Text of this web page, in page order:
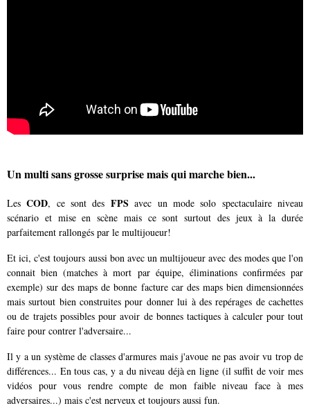
Un multi sans grosse surprise mais qui marche bien...
LesCOD, ce sont des FPS avec un mode solo spectaculaire niveau
scénario et mise en scène mais ce sont surtout des jeux à la durée
parfaitement rallongés par le multijoueur!
Et ici, c'est toujours aussi bon avec un multijoueur avec des modes que l'on
connait bien (matches à mort par équipe, éliminations confirmées par
exemple) sur des maps de bonne facture car des maps bien dimensionnées
mais surtout bien construites pour donner lui à des repérages de cachettes
ou de trajets possibles pour avoir de bonnes tactiques à calculer pour tout
faire pour contrer l'adversaire...
Il y a un système de classes d'armures mais j'avoue ne pas avoir vu trop de
différences... En tous cas, y a du niveau déjà en ligne (il suffit de voir mes
vidéos pour vous rendre compte de mon faible niveau face à mes
adversaires...) mais c'est nerveux et toujours aussi fun.